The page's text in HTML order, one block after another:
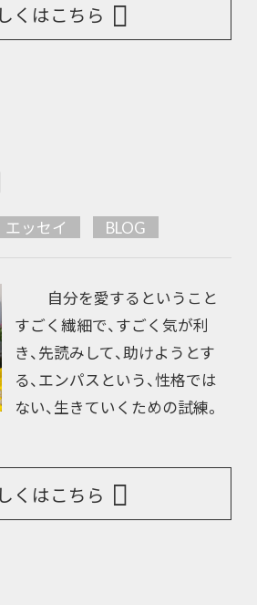
くはこちら
エッセイ BLOG
自分を愛するということ
すごく繊細で、すごく気が利
き、先読みして、助けようとす
る、エンパスという、性格では
ない、生きていくための試練。
くはこちら